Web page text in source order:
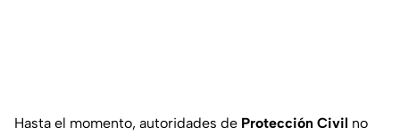
Hasta el momento, autoridades de Protección Civil no